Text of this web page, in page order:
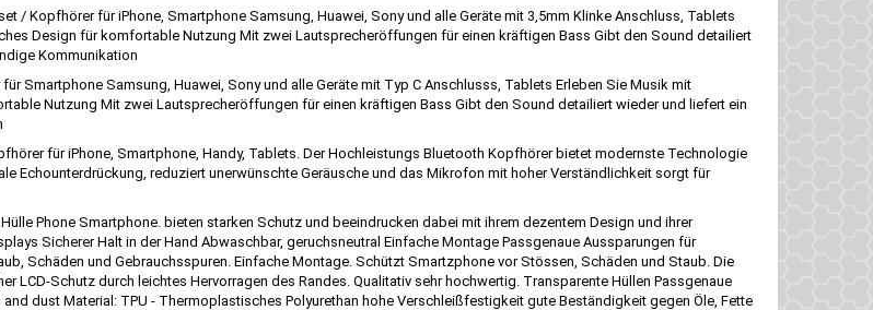
/ Kopfhörer für iPhone, Smartphone Samsung, Huawei, Sony und alle Geräte mit 3,5mm Klinke Anschluss, Tablets
Design für komfortable Nutzung Mit zwei Lautsprecheröffungen für einen kräftigen Bass Gibt den Sound detailiert
Kommunikation
Smartphone Samsung, Huawei, Sony und alle Geräte mit Typ C Anschlusss, Tablets Erleben Sie Musik mit
Nutzung Mit zwei Lautsprecheröffungen für einen kräftigen Bass Gibt den Sound detailiert wieder und liefert ein
für iPhone, Smartphone, Handy, Tablets. Der Hochleistungs Bluetooth Kopfhörer bietet modernste Technologie
Echounterdrückung, reduziert unerwünschte Geräusche und das Mikrofon mit hoher Verständlichkeit sorgt für
Phone Smartphone. bieten starken Schutz und beeindrucken dabei mit ihrem dezentem Design und ihrer
Sicherer Halt in der Hand Abwaschbar, geruchsneutral Einfache Montage Passgenaue Aussparungen für
Schäden und Gebrauchsspuren. Einfache Montage. Schützt Smartzphone vor Stössen, Schäden und Staub. Die
LCD-Schutz durch leichtes Hervorragen des Randes. Qualitativ sehr hochwertig. Transparente Hüllen Passgenaue
dust Material: TPU - Thermoplastisches Polyurethan hohe Verschleißfestigkeit gute Beständigkeit gegen Öle, Fette